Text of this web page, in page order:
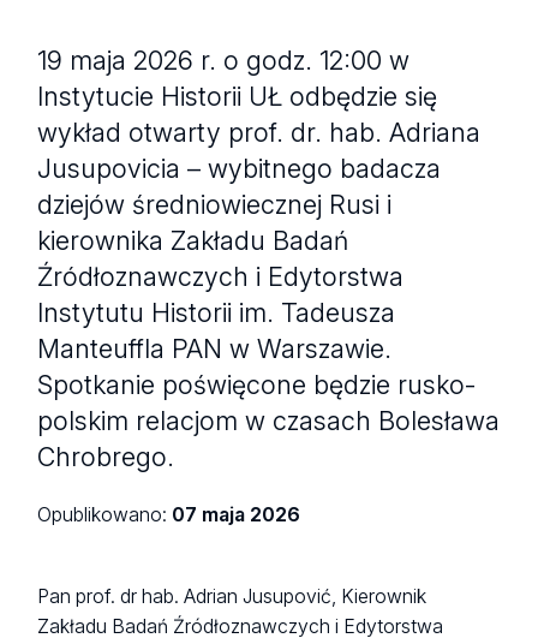
19 maja 2026 r. o godz. 12:00 w
Instytucie Historii UŁ odbędzie się
wykład otwarty prof. dr. hab. Adriana
Jusupovicia – wybitnego badacza
dziejów średniowiecznej Rusi i
kierownika Zakładu Badań
Źródłoznawczych i Edytorstwa
Instytutu Historii im. Tadeusza
Manteuffla PAN w Warszawie.
Spotkanie poświęcone będzie rusko-
polskim relacjom w czasach Bolesława
Chrobrego.
Opublikowano: 07 maja 2026
Pan prof. dr hab. Adrian Jusupović, Kierownik
Zakładu Badań Źródłoznawczych i Edytorstwa